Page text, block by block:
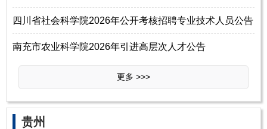
四川省社会科学院2026年公开考核招聘专业技术人员公告
南充市农业科学院2026年引进高层次人才公告
更多 >>>
‌‌贵州